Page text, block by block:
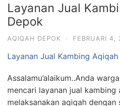
Layanan Jual
Depok
AQIQAH DEPOK · FEBRUARI 4,
Layanan Jual Kambing
Assalamu’alaikum..Anda
mencari layanan jual
melaksanakan aqiqah